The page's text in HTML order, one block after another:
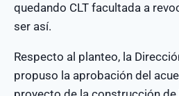
quedando CLT facultada a
ser así.
Respecto al planteo, la
propuso la aprobación del